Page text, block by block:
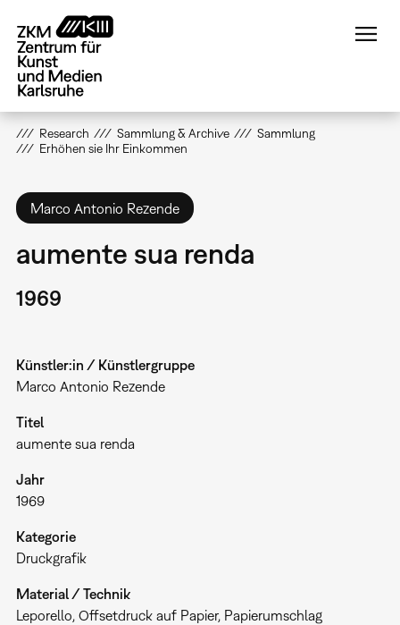
zum
Inhalt
Research Sammlung & Archive
Sammlung
Erhöhen sie Ihr Einkommen
Marco Antonio Rezende
aumente sua renda
1969
Künstler:in / Künstlergruppe
Marco Antonio Rezende
Titel
aumente sua renda
Jahr
1969
Kategorie
Druckgrafik
Material / Technik
Leporello, Offsetdruck auf Papier, Papierumschlag